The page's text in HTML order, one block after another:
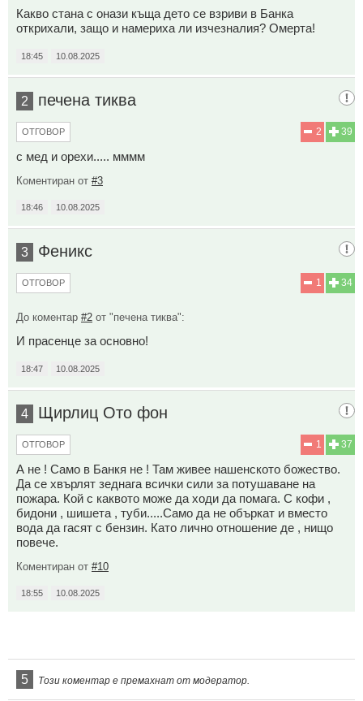
Какво стана с онази къща дето се взриви в Банка
открихали, защо и намериха ли изчезналия? Омерта!
18:45 10.08.2025
2 печена тиква
39
2
ОТГОВОР
с мед и орехи..... мммм
Коментиран от #3
18:46 10.08.2025
3 Феникс
34
1
ОТГОВОР
До коментар #2 от "печена тиква":
И прасенце за основно!
18:47 10.08.2025
4 Щирлиц Ото фон
37
1
ОТГОВОР
А не ! Само в Банкя не ! Там живее нашенското божество.
Да се хвърлят зеднага всички сили за потушаване на
пожара. Кой с каквото може да ходи да помага. С кофи ,
бидони , шишета , туби.....Само да не объркат и вместо
вода да гасят с бензин. Като лично отношение де , нищо
повече.
Коментиран от #10
18:55 10.08.2025
5 Този коментар е премахнат от модератор.